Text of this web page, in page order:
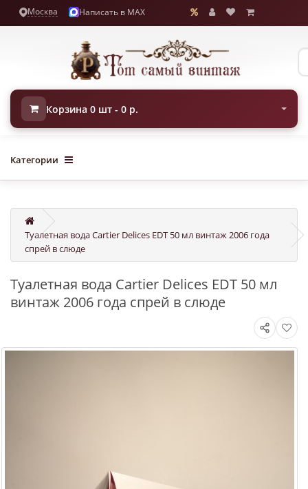
Москва Написать в MAX
Корзина 0 шт - 0 р.
Категории
Туалетная вода Cartier Delices EDT 50 мл винтаж 2006 года
спрей в слюде
Туалетная вода Cartier Delices EDT 50 мл
винтаж 2006 года спрей в слюде